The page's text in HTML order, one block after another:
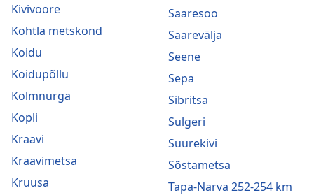
Kivivoore
Kohtla metskond
Koidu
Koidupõllu
Kolmnurga
Kopli
Kraavi
Kraavimetsa
Kruusa
Saaresoo
Saarevälja
Seene
Sepa
Sibritsa
Sulgeri
Suurekivi
Sõstametsa
Tapa-Narva 252-254 km